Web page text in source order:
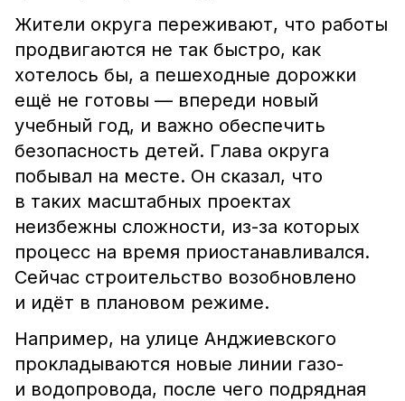
Жители округа переживают, что работы
продвигаются не так быстро, как
хотелось бы, а пешеходные дорожки
ещё не готовы — впереди новый
учебный год, и важно обеспечить
безопасность детей. Глава округа
побывал на месте. Он сказал, что
в таких масштабных проектах
неизбежны сложности, из-за которых
процесс на время приостанавливался.
Сейчас строительство возобновлено
и идёт в плановом режиме.
Например, на улице Анджиевского
прокладываются новые линии газо-
и водопровода, после чего подрядная